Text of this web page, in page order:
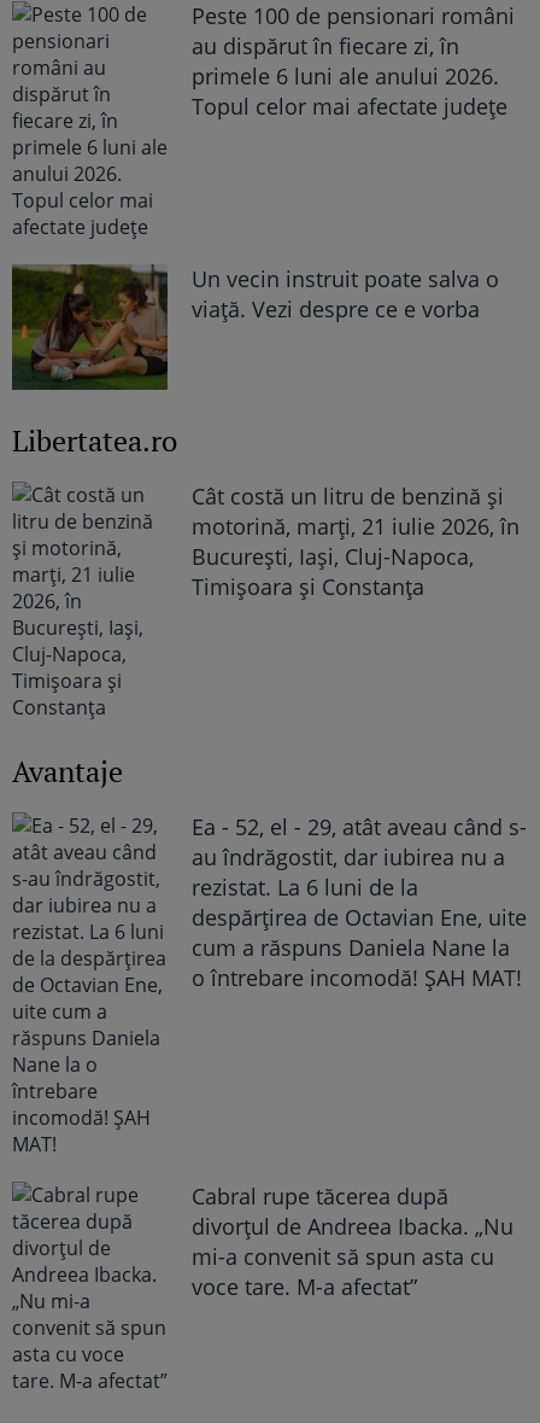
Peste 100 de pensionari români
au dispărut în fiecare zi, în
primele 6 luni ale anului 2026.
Topul celor mai afectate județe
Un vecin instruit poate salva o
viață. Vezi despre ce e vorba
Libertatea.ro
Cât costă un litru de benzină și
motorină, marți, 21 iulie 2026, în
București, Iași, Cluj-Napoca,
Timișoara și Constanța
Avantaje
Ea - 52, el - 29, atât aveau când s-
au îndrăgostit, dar iubirea nu a
rezistat. La 6 luni de la
despărțirea de Octavian Ene, uite
cum a răspuns Daniela Nane la
o întrebare incomodă! ȘAH MAT!
Cabral rupe tăcerea după
divorțul de Andreea Ibacka. „Nu
mi-a convenit să spun asta cu
voce tare. M-a afectat”